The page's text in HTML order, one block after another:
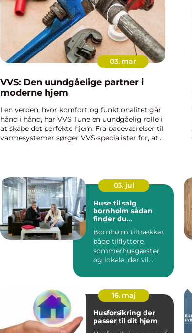
03. mar
VVS: Den uundgåelige partner i
moderne hjem
I en verden, hvor komfort og funktionalitet går
hånd i hånd, har VVS Tune en uundgåelig rolle i
at skabe det perfekte hjem. Fra badeværelser til
varmesystemer sørger VVS-specialister for, at
03. jul
Huse til salg
bornholm sådan
finder du
solskinsøen
Bornholm tiltrækker
både tilflyttere,
sommerhusgæster
og lokale, der vil
boligkarrier...
16. maj
Husforsikring der
passer til dit hjem